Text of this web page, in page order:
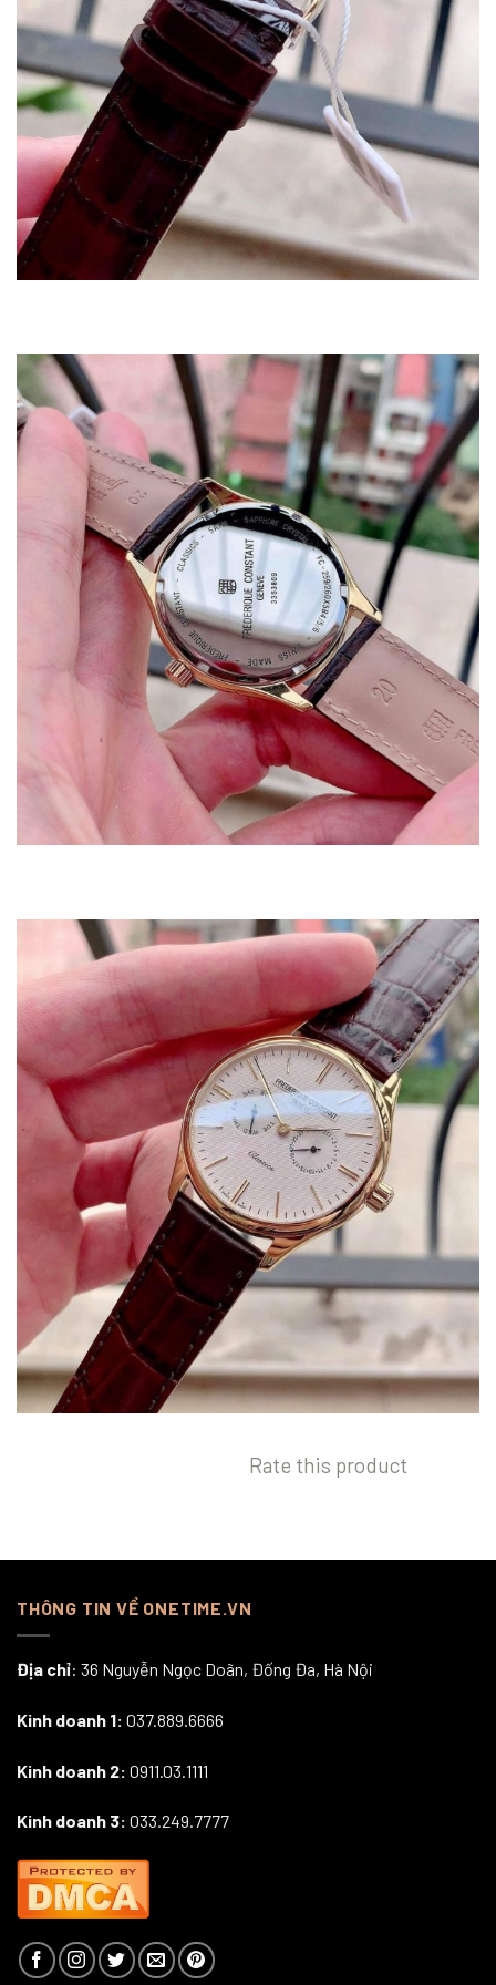
Rate this product
THÔNG TIN VỀ ONETIME.VN
Địa chỉ: 36 Nguyễn Ngọc Doãn, Đống Đa, Hà Nội
Kinh doanh 1: 037.889.6666
Kinh doanh 2: 0911.03.1111
Kinh doanh 3: 033.249.7777